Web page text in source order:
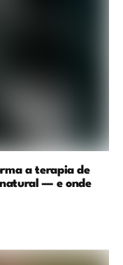
a terapia de
— e onde